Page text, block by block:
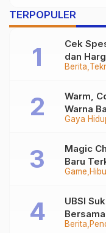
Asuhan
TERPOPULER
Berita
Cek
dan
Gaya
Warm,
Warna
Out
Game
Magic
Baru
Berita
UBSI
Group